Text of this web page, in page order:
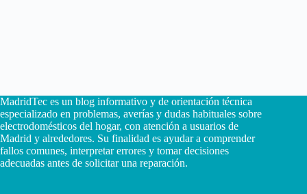
MadridTec es un blog informativo y de orientación técnica
especializado en problemas, averías y dudas habituales sobre
electrodomésticos del hogar, con atención a usuarios de
Madrid y alrededores. Su finalidad es ayudar a comprender
fallos comunes, interpretar errores y tomar decisiones
adecuadas antes de solicitar una reparación.